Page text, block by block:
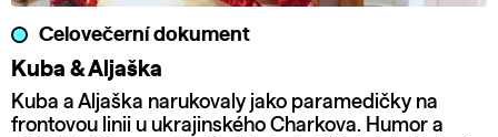
Celovečerní dokument
Kuba & Aljaška
Kuba a Aljaška narukovaly jako paramedičky na
frontovou linii u ukrajinského Charkova. Humor a